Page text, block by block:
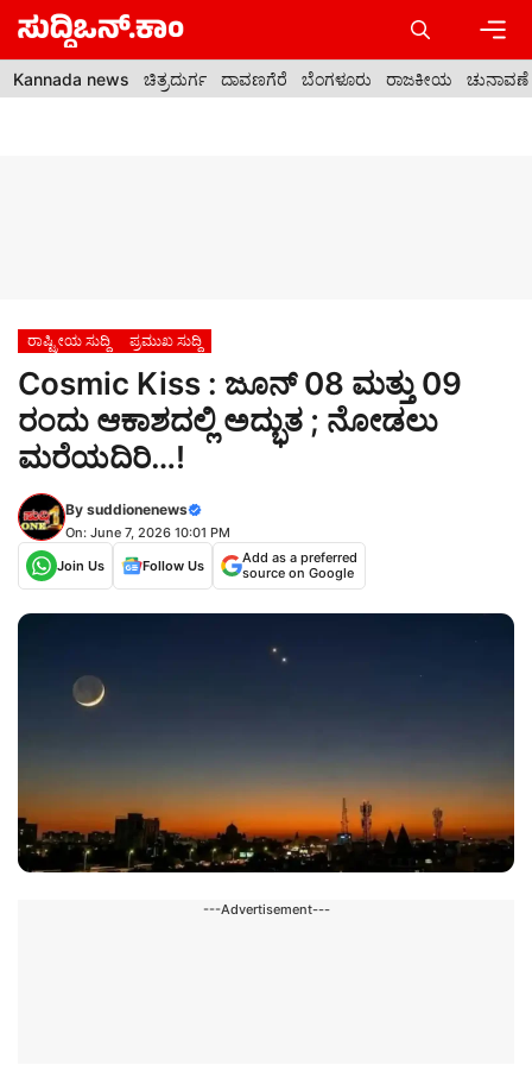
Skip
content
Kannada news ಚಿತ್ರದುರ್ಗ ದಾವಣಗೆರೆ ಬೆಂಗಳೂರು ರಾಜಕೀಯ ಚುನಾವಣೆ
ರಾಷ್ಟ್ರೀಯ ಸುದ್ದಿ ಪ್ರಮುಖ ಸುದ್ದಿ
Cosmic Kiss : ಜೂನ್ 08 ಮತ್ತು 09
ರಂದು ಆಕಾಶದಲ್ಲಿ ಅದ್ಭುತ ; ನೋಡಲು
ಮರೆಯದಿರಿ…!
By suddionenews
On: June 7, 2026 10:01 PM
Join Us
Follow Us
Add as a preferred
source on Google
---Advertisement---